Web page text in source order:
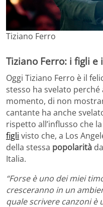
Tiziano Ferro
Tiziano Ferro: i figli e
Oggi Tiziano Ferro è il
stesso ha svelato
momento, di non
cantante ha anche
rispetto all’influsso che
figli visto che, a Los
della stessa popolarità
Italia.
“Forse è uno dei miei
cresceranno in un
quale scrivere canzoni è